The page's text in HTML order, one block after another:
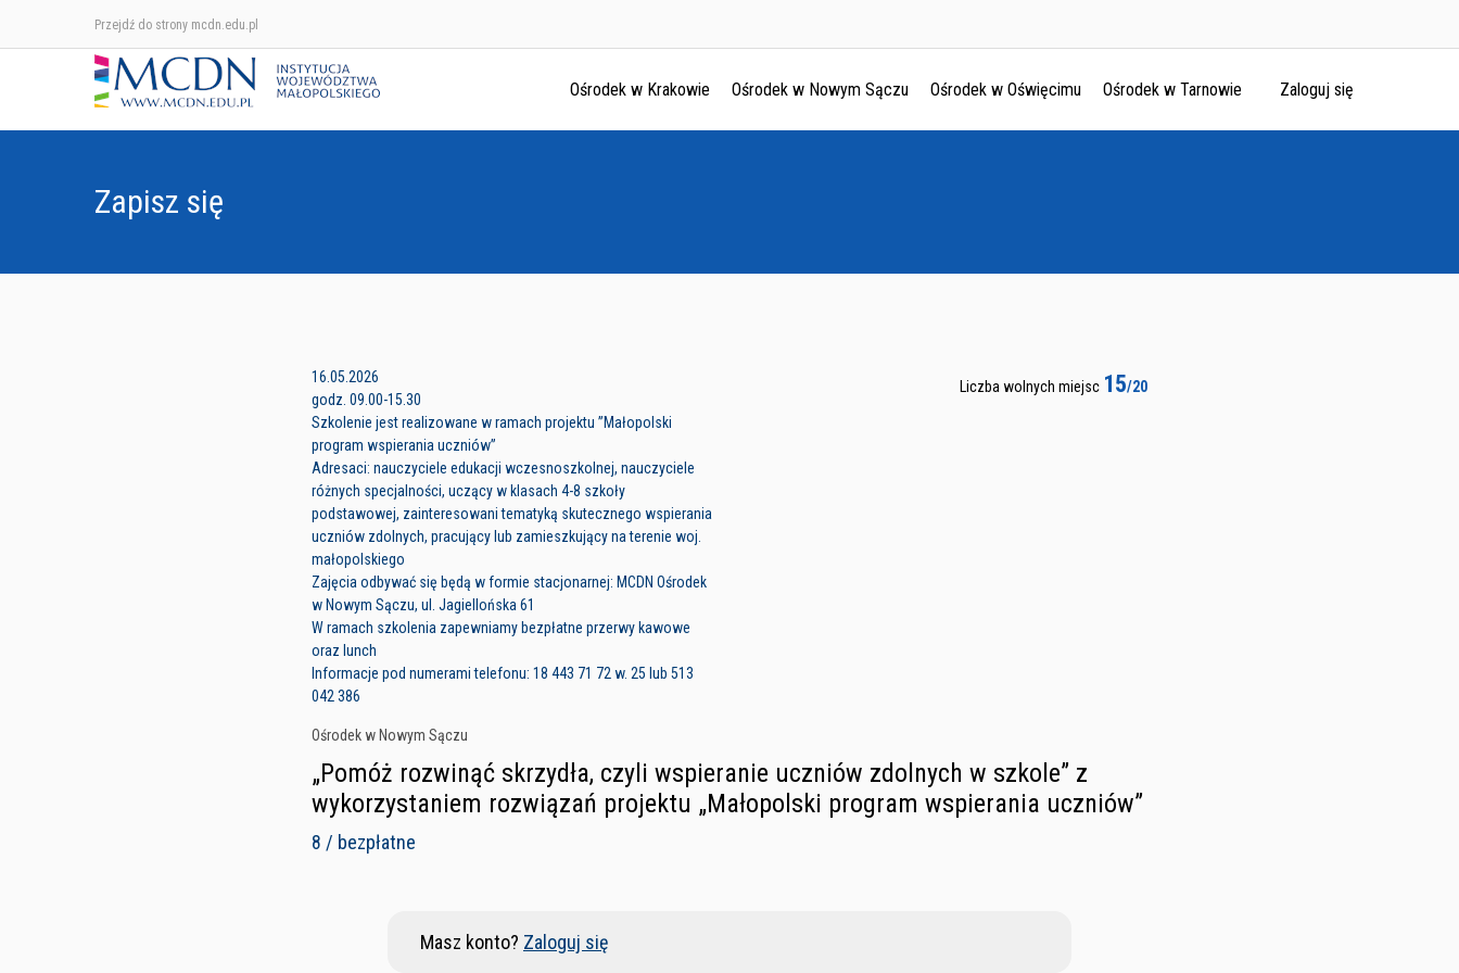
Przejdź do strony mcdn.edu.pl
Ośrodek w Krakowie Ośrodek w Nowym Sączu Ośrodek w Oświęcimu Ośrodek w Tarnowie Zaloguj się
Zapisz się
16.05.2026
godz. 09.00-15.30
Szkolenie jest realizowane w ramach projektu ”Małopolski
program wspierania uczniów”
Adresaci: nauczyciele edukacji wczesnoszkolnej, nauczyciele
różnych specjalności, uczący w klasach 4-8 szkoły
podstawowej, zainteresowani tematyką skutecznego wspierania
uczniów zdolnych, pracujący lub zamieszkujący na terenie woj.
małopolskiego
Zajęcia odbywać się będą w formie stacjonarnej: MCDN Ośrodek
w Nowym Sączu, ul. Jagiellońska 61
W ramach szkolenia zapewniamy bezpłatne przerwy kawowe
oraz lunch
Informacje pod numerami telefonu: 18 443 71 72 w. 25 lub 513
042 386
Ośrodek w Nowym Sączu
Liczba wolnych miejsc 15/20
„Pomóż rozwinąć skrzydła, czyli wspieranie uczniów zdolnych w szkole” z
wykorzystaniem rozwiązań projektu „Małopolski program wspierania uczniów”
8 / bezpłatne
Masz konto? Zaloguj się
Ośrodek w Krakowie